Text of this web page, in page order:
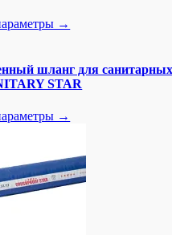
→
шланг для
STAR
→